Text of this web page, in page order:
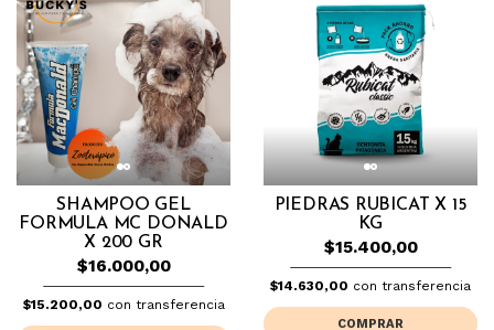
SHAMPOO GEL
FORMULA MC DONALD
X 200 GR
$16.000,00
$15.200,00 con transferencia
PIEDRAS RUBICAT X 15
KG
$15.400,00
$14.630,00 con transferencia
COMPRAR